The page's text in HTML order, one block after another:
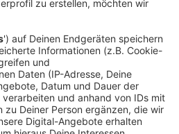
haben festgestellt,
wieder die Preview-
renovierten Engels-
es ab heute auch wieder
Mehr dazuhier.
07:43